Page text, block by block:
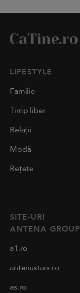
LIFESTYLE
Familie
Timp liber
Relații
Modă
Rețete
SITE-URI
ANTENA GROUP
a1.ro
antenastars.ro
as.ro